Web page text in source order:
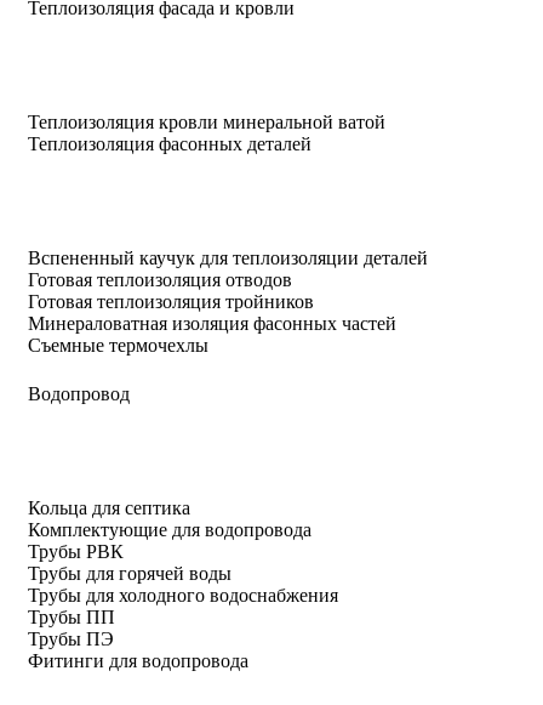
Теплоизоляция фасада и кровли
Теплоизоляция кровли минеральной ватой
Теплоизоляция фасонных деталей
Вспененный каучук для теплоизоляции деталей
Готовая теплоизоляция отводов
Готовая теплоизоляция тройников
Минераловатная изоляция фасонных частей
Съемные термочехлы
Водопровод
Кольца для септика
Комплектующие для водопровода
Трубы РВК
Трубы для горячей воды
Трубы для холодного водоснабжения
Трубы ПП
Трубы ПЭ
Фитинги для водопровода